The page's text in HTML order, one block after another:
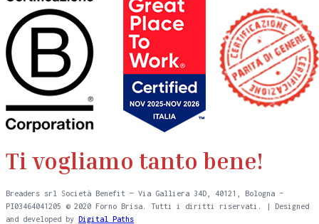
Ti vogliamo tanto bene!
Breaders srl Società Benefit — Via Galliera 34D, 40121, Bologna –
PI03464041205 © 2020 Forno Brisa. Tutti i diritti riservati. | Designed
and developed by Digital Paths